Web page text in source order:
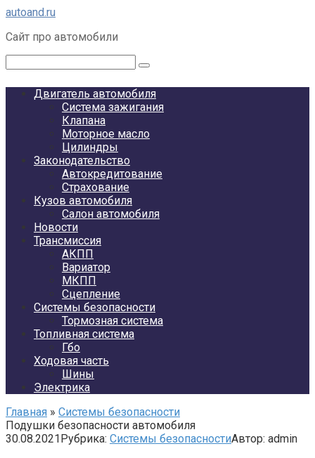
Перейти
контенту
autoand.ru
Сайт про автомобили
Двигатель автомобиля
Система зажигания
Клапана
Моторное масло
Цилиндры
Законодательство
Автокредитование
Страхование
Кузов автомобиля
Салон автомобиля
Новости
Трансмиссия
АКПП
Вариатор
МКПП
Сцепление
Системы безопасности
Тормозная система
Топливная система
Гбо
Ходовая часть
Шины
Электрика
Главная » Системы безопасности
Подушки безопасности автомобиля
30.08.2021Рубрика: Системы безопасностиАвтор: admin